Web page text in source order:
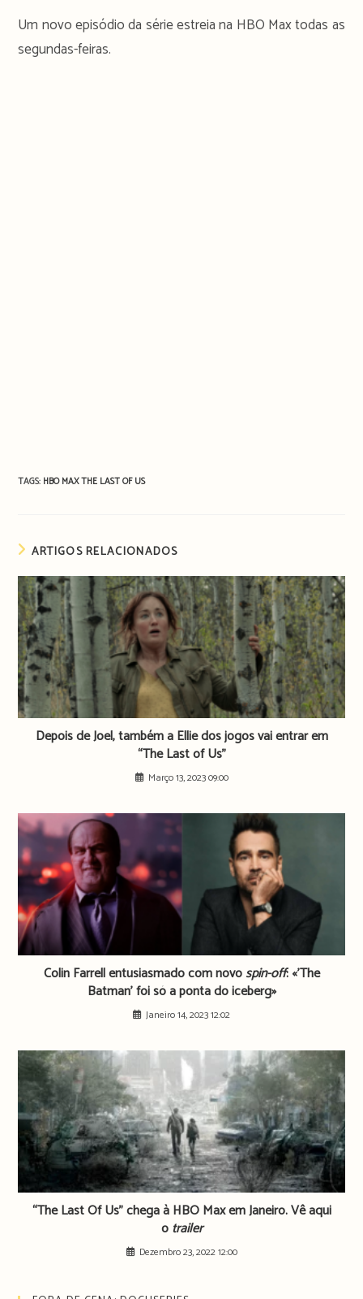
Um novo episódio da série estreia na HBO Max todas as
segundas-feiras.
TAGS: HBO MAXTHE LAST OF US
ARTIGOS RELACIONADOS
Depois de Joel, também a Ellie dos jogos vai entrar em
“The Last of Us”
Março 13, 2023 09:00
Colin Farrell entusiasmado com novospin-off: «’The
Batman’ foi só a ponta do iceberg»
Janeiro 14, 2023 12:02
“The Last Of Us” chega à HBO Max em Janeiro. Vê aqui
otrailer
Dezembro 23, 2022 12:00